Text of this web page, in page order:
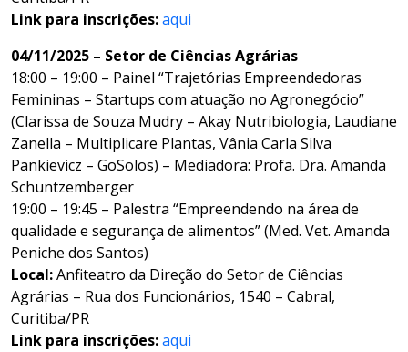
Link para inscrições:aqui
04/11/2025 – Setor de Ciências Agrárias
18:00 – 19:00 – Painel “Trajetórias Empreendedoras
Femininas – Startups com atuação no Agronegócio”
(Clarissa de Souza Mudry – Akay Nutribiologia, Laudiane
Zanella – Multiplicare Plantas, Vânia Carla Silva
Pankievicz – GoSolos) – Mediadora: Profa. Dra. Amanda
Schuntzemberger
19:00 – 19:45 – Palestra “Empreendendo na área de
qualidade e segurança de alimentos” (Med. Vet. Amanda
Peniche dos Santos)
Local:Anfiteatro da Direção do Setor de Ciências
Agrárias – Rua dos Funcionários, 1540 – Cabral,
Curitiba/PR
Link para inscrições:aqui